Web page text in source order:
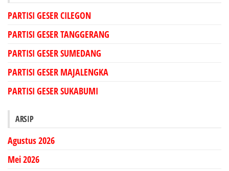
PARTISI GESER CILEGON
PARTISI GESER TANGGERANG
PARTISI GESER SUMEDANG
PARTISI GESER MAJALENGKA
PARTISI GESER SUKABUMI
ARSIP
Agustus 2026
Mei 2026